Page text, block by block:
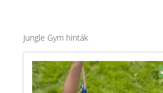
Jungle Gym hinták